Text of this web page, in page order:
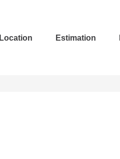
Location Estimation